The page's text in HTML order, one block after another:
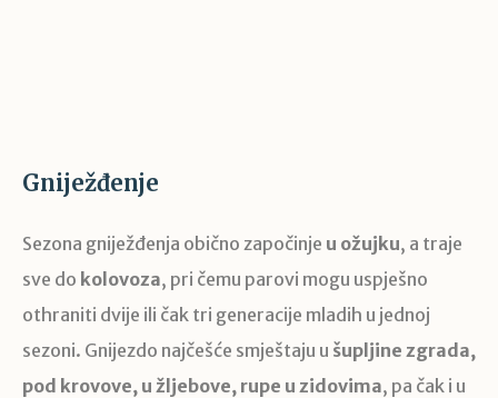
Gniježđenje
Sezona gniježđenja obično započinje u ožujku, a traje
sve do kolovoza, pri čemu parovi mogu uspješno
othraniti dvije ili čak tri generacije mladih u jednoj
sezoni. Gnijezdo najčešće smještaju u šupljine zgrada,
pod krovove, u žljebove, rupe u zidovima, pa čak i u